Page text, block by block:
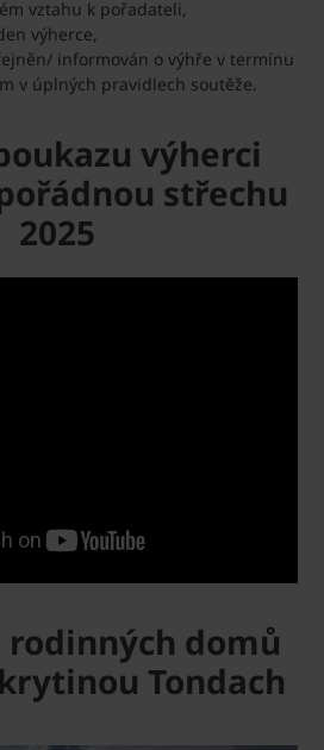
vztahu k pořadateli,
výherce,
informován o výhře v termínu
v úplných pravidlech soutěže.
výherci
střechu
2025
rodinných domů
Tondach